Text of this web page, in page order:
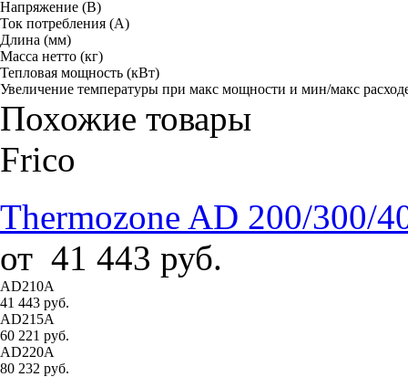
Напряжение (В)
Ток потребления (A)
Длина (мм)
Масса нетто (кг)
Тепловая мощность (кВт)
Увеличение температуры при макс мощности и мин/макс
Похожие товары
Frico
Thermozone AD 200/300/
от 41 443 руб.
AD210A
41 443 руб.
AD215A
60 221 руб.
AD220A
80 232 руб.